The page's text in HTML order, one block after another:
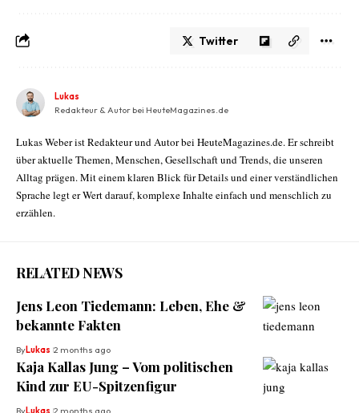
Twitter
Lukas
Redakteur & Autor bei HeuteMagazines.de
Lukas Weber ist Redakteur und Autor bei HeuteMagazines.de. Er schreibt
über aktuelle Themen, Menschen, Gesellschaft und Trends, die unseren
Alltag prägen. Mit einem klaren Blick für Details und einer verständlichen
Sprache legt er Wert darauf, komplexe Inhalte einfach und menschlich zu
erzählen.
RELATED NEWS
Jens Leon Tiedemann: Leben, Ehe &
bekannte Fakten
ByLukas 2 months ago
Kaja Kallas Jung – Vom politischen
Kind zur EU-Spitzenfigur
ByLukas 2 months ago